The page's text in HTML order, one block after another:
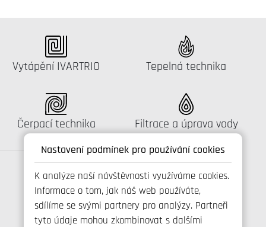
Nastavení podmínek pro používání cookies
K analýze naší návštěvnosti využíváme cookies.
Informace o tom, jak náš web používáte,
sdílíme se svými partnery pro analýzy. Partneři
tyto údaje mohou zkombinovat s dalšími
Katalog:
Vytápění IVARTRIO Katalog:
Tepelná technika
Katalog:
Čerpací technika Katalog:
Filtrace a úprava vody
Spojte se s námi